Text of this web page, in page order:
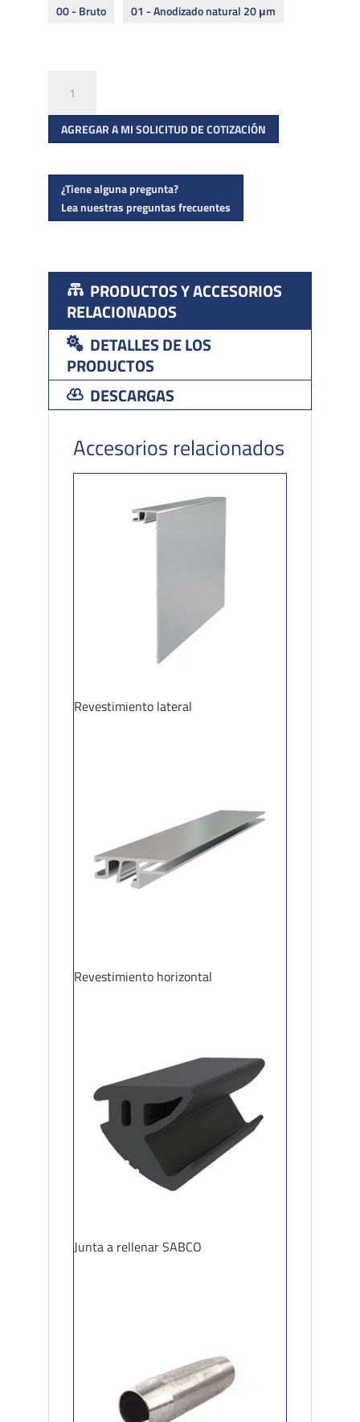
00 - Bruto 01 - Anodizado natural 20 μm
7010
para
montaje
empotrado
AGREGAR A MI SOLICITUD DE COTIZACIÓN
¿Tiene alguna pregunta?
Lea nuestras preguntas frecuentes
PRODUCTOS Y ACCESORIOS
RELACIONADOS
DETALLES DE LOS
PRODUCTOS
DESCARGAS
Accesorios relacionados
Revestimiento lateral
Revestimiento horizontal
Junta a rellenar SABCO